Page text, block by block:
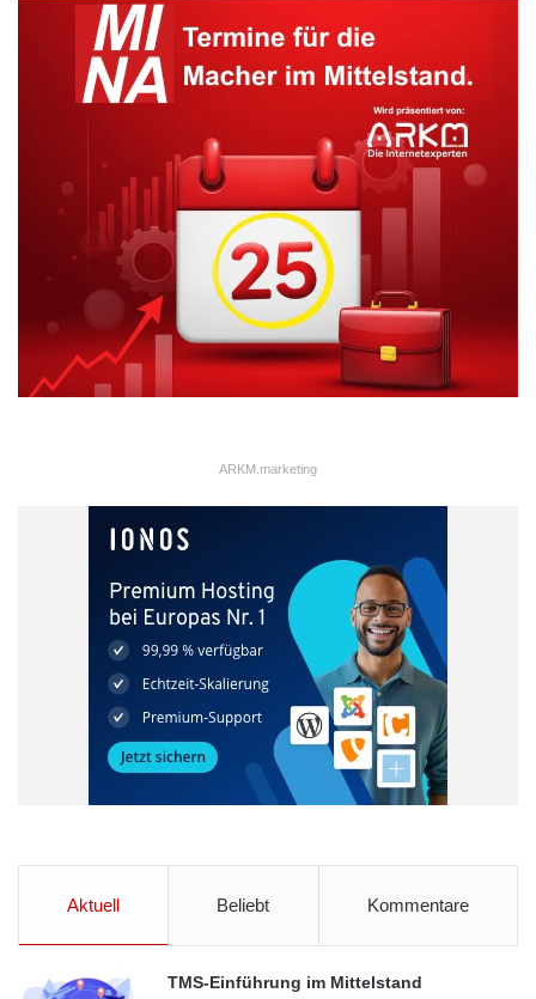
ARKM.marketing
Aktuell Beliebt Kommentare
TMS-Einführung im Mittelstand